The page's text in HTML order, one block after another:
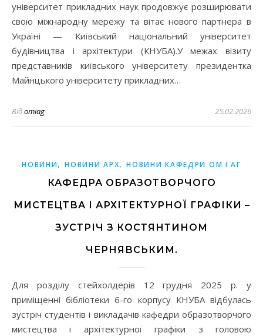
університет прикладних наук продовжує розширювати
свою міжнародну мережу та вітає нового партнера в
Україні — Київський національний університет
будівництва і архітектури (КНУБА).У межах візиту
представників київського університету президентка
Майнцького університету прикладних…
Відomiag 25.02.2026
НОВИНИ,НОВИНИ АРХ,НОВИНИ КАФЕДРИ ОМ І АГ
КАФЕДРА ОБРАЗОТВОРЧОГО
МИСТЕЦТВА І АРХІТЕКТУРНОЇ ГРАФІКИ –
ЗУСТРІЧ З КОСТЯНТИНОМ
ЧЕРНЯВСЬКИМ.
Для розділу стейхолдерів 12 грудня 2025 р. у
приміщенні бібліотеки 6-го корпусу КНУБА відбулась
зустріч студентів і викладачів кафедри образотворчого
мистецтва і архітектурної графіки з головою